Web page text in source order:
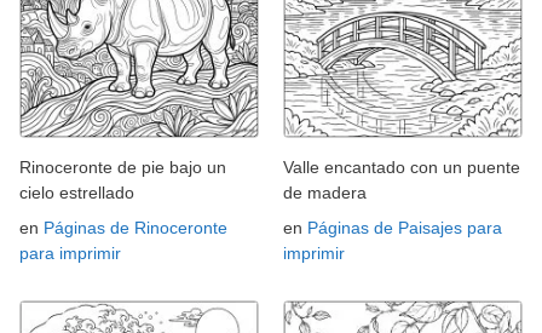
Rinoceronte de pie bajo un
cielo estrellado
en Páginas de Rinoceronte
para imprimir
Valle encantado con un puente
de madera
en Páginas de Paisajes para
imprimir